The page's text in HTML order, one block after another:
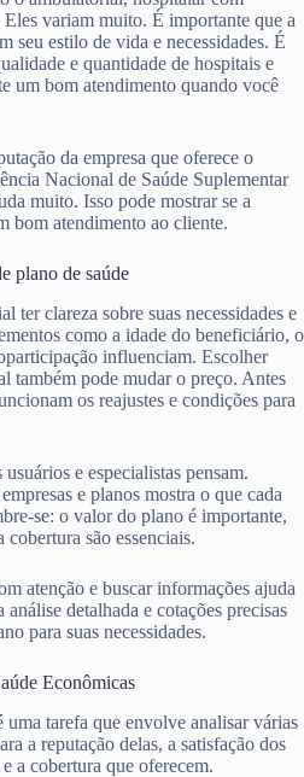
variam muito. É importante que a
seu estilo de vida e necessidades. É
e quantidade de hospitais e
um bom atendimento quando você
da empresa que oferece o
Nacional de Saúde Suplementar
muito. Isso pode mostrar se a
bom atendimento ao cliente.
plano de saúde
ter clareza sobre suas necessidades e
como a idade do beneficiário, o
influenciam. Escolher
também pode mudar o preço. Antes
os reajustes e condições para
e especialistas pensam.
e planos mostra o que cada
se: o valor do plano é importante,
são essenciais.
atenção e buscar informações ajuda
detalhada e cotações precisas
para suas necessidades.
Econômicas
uma tarefa que envolve analisar várias
a reputação delas, a satisfação dos
a cobertura que oferecem.